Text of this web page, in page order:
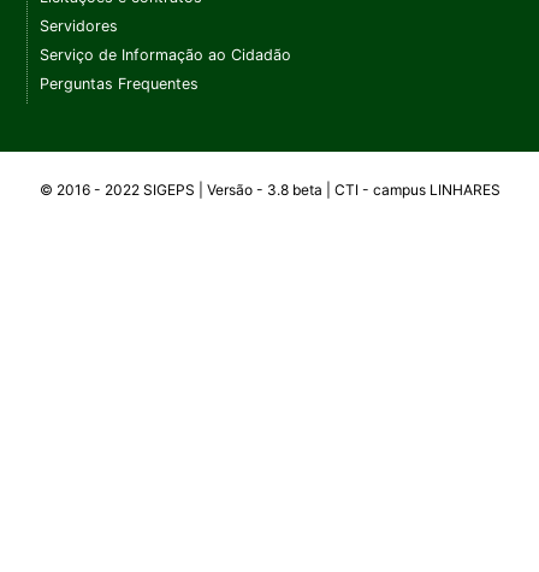
Servidores
Serviço de Informação ao Cidadão
Perguntas Frequentes
© 2016 - 2022 SIGEPS | Versão - 3.8 beta | CTI - campusLINHARES